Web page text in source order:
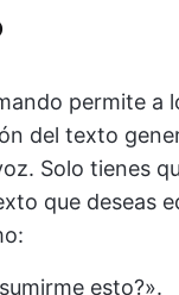
permite a
del texto
Solo tienes
que deseas
esto?».